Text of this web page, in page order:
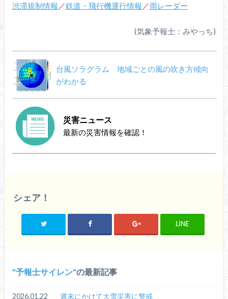
渋滞規制情報 ／鉄道・飛行機運行情報 ／雨レーダー
(気象予報士：みやっち)
台風ソラグラム 地域ごとの風の吹き方傾向
がわかる
災害ニュース
最新の災害情報を確認！
シェア！
LINE
予報士サイレン の最新記事
2026.01.22 週末にかけて大雪災害に警戒